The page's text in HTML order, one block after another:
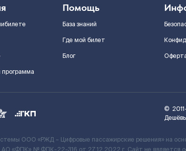
Помощь
База знаний
Где мой билет
Блог
©
ООО «РЖД – Цифровые пассажирские решения» на